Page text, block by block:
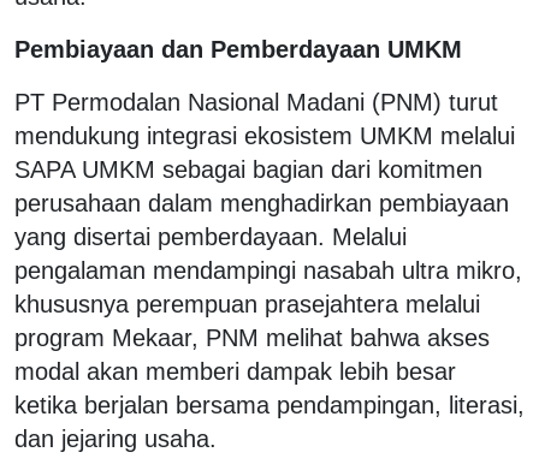
Pembiayaan dan Pemberdayaan UMKM
PT Permodalan Nasional Madani (PNM) turut
mendukung integrasi ekosistem UMKM melalui
SAPA UMKM sebagai bagian dari komitmen
perusahaan dalam menghadirkan pembiayaan
yang disertai pemberdayaan. Melalui
pengalaman mendampingi nasabah ultra mikro,
khususnya perempuan prasejahtera melalui
program Mekaar, PNM melihat bahwa akses
modal akan memberi dampak lebih besar
ketika berjalan bersama pendampingan, literasi,
dan jejaring usaha.